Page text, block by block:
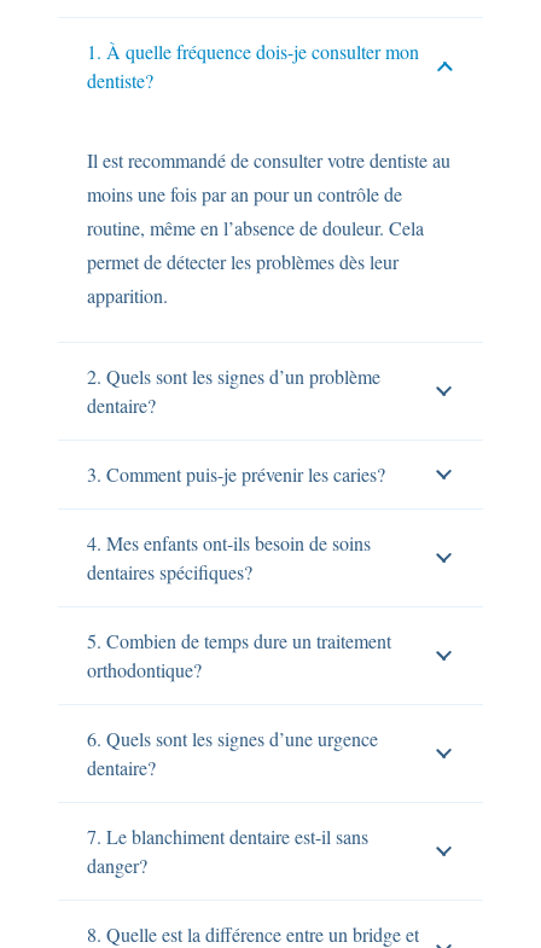
1. À quelle fréquence dois-je consulter mon
dentiste?
Il est recommandé de consulter votre dentiste au
moins une fois par an pour un contrôle de
routine, même en l’absence de douleur. Cela
permet de détecter les problèmes dès leur
apparition.
2. Quels sont les signes d’un problème
dentaire?
3. Comment puis-je prévenir les caries?
4. Mes enfants ont-ils besoin de soins
dentaires spécifiques?
5. Combien de temps dure un traitement
orthodontique?
6. Quels sont les signes d’une urgence
dentaire?
7. Le blanchiment dentaire est-il sans
danger?
8. Quelle est la différence entre un bridge et